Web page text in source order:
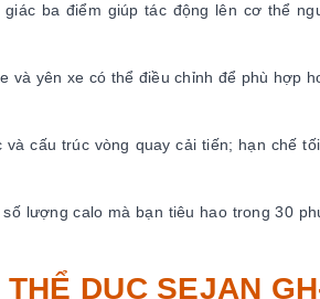
ba điểm giúp tác động lên cơ thể
và yên xe có thể điều chỉnh để phù hợp
cấu trúc vòng quay cải tiến; hạn chế
lượng calo mà bạn tiêu hao trong 30
DỤC SEJAN